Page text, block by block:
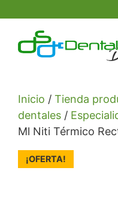
contenido
Inicio / Tienda
dentales /
Ml Niti Térmico
¡OFERTA!